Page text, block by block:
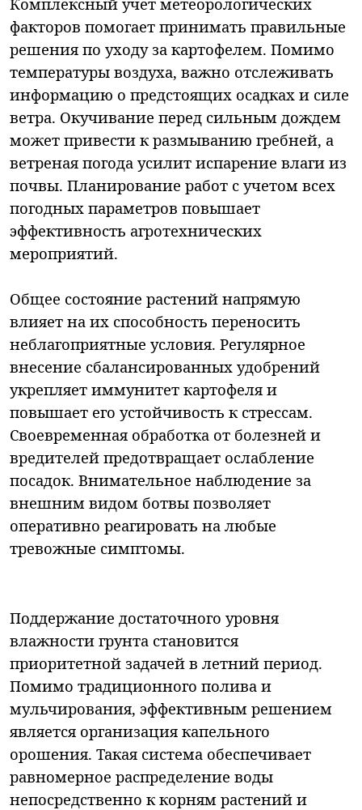
факторов помогает принимать правильные
решения по уходу за картофелем. Помимо
температуры воздуха, важно отслеживать
информацию о предстоящих осадках и силе
ветра. Окучивание перед сильным дождем
может привести к размыванию гребней, а
ветреная погода усилит испарение влаги из
почвы. Планирование работ с учетом всех
погодных параметров повышает
эффективность агротехнических
мероприятий.
Общее состояние растений напрямую
влияет на их способность переносить
неблагоприятные условия. Регулярное
внесение сбалансированных удобрений
укрепляет иммунитет картофеля и
повышает его устойчивость к стрессам.
Своевременная обработка от болезней и
вредителей предотвращает ослабление
посадок. Внимательное наблюдение за
внешним видом ботвы позволяет
оперативно реагировать на любые
тревожные симптомы.
Поддержание достаточного уровня
влажности грунта становится
приоритетной задачей в летний период.
Помимо традиционного полива и
мульчирования, эффективным решением
является организация капельного
орошения. Такая система обеспечивает
равномерное распределение воды
непосредственно к корням растений и